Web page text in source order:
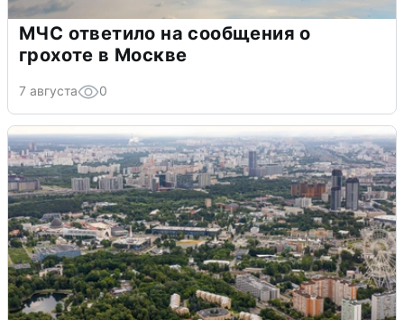
МЧС ответило на сообщения о
грохоте в Москве
7 августа 0